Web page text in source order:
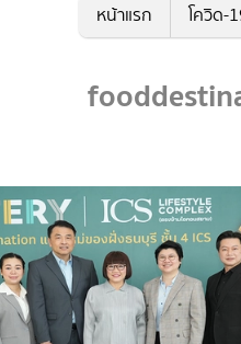
หน้าแรก โควิด-